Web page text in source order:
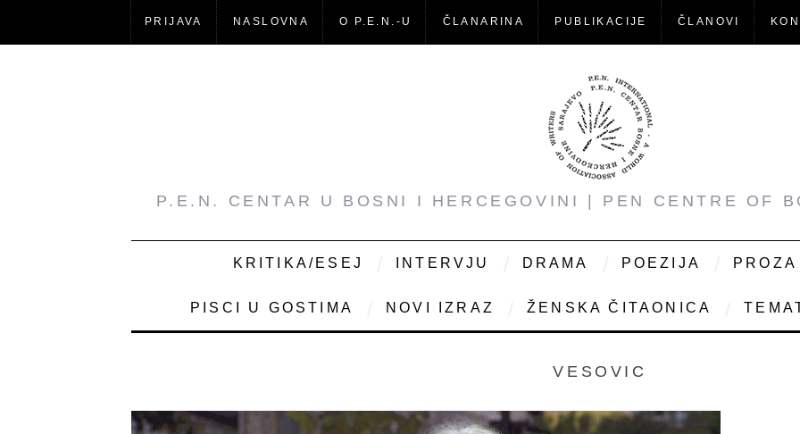
PRIJAVA NASLOVNA O P.E.N.-U ČLANARINA PUBLIKACIJE ČLANOVI
P.E.N. CENTAR U BOSNI I HERCEGOVINI | PEN CENTRE OF
KRITIKA/ESEJ INTERVJU DRAMA POEZIJA PROZA
PISCI U GOSTIMA NOVI IZRAZ ŽENSKA ČITAONICA
VESOVIC